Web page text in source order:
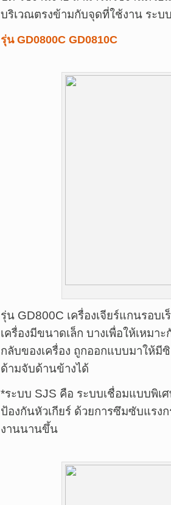
บริเวณตรงข้ามกับจุดที่ใช้งาน ระบ
รุ่น GD0800C GD0810C
รุ่น GD800C เครื่องเจียร์แกนรอบ
เครื่องมีขนาดเล็ก บางเพื่อให้เหม
กลับของเครื่อง ถูกออกแบบมาให้มี
ด้ามจับด้านข้างได้
*ระบบ SJS คือ ระบบเชื่อมแบบพิเ
ป้องกันหัวเกียร์ ด้วยการซึมซับแร
งานนานขึ้น